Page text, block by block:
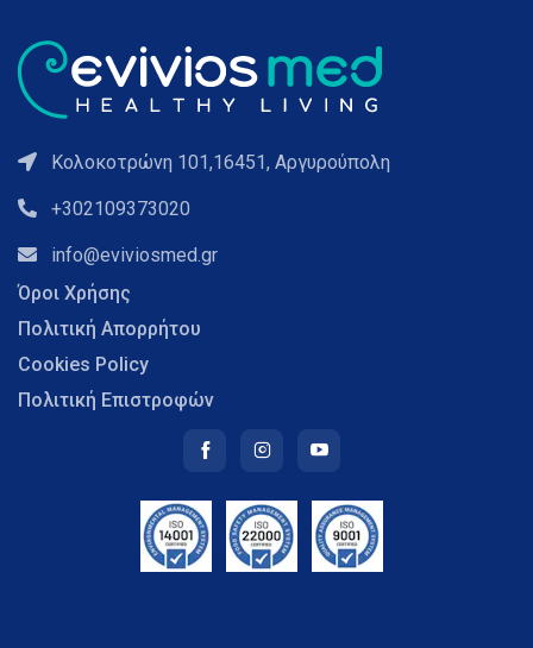
Κολοκοτρώνη 101,16451, Αργυρούπολη
+302109373020
info@eviviosmed.gr
Όροι Χρήσης
Πολιτική Απορρήτου
Cookies Policy
Πολιτική Επιστροφών